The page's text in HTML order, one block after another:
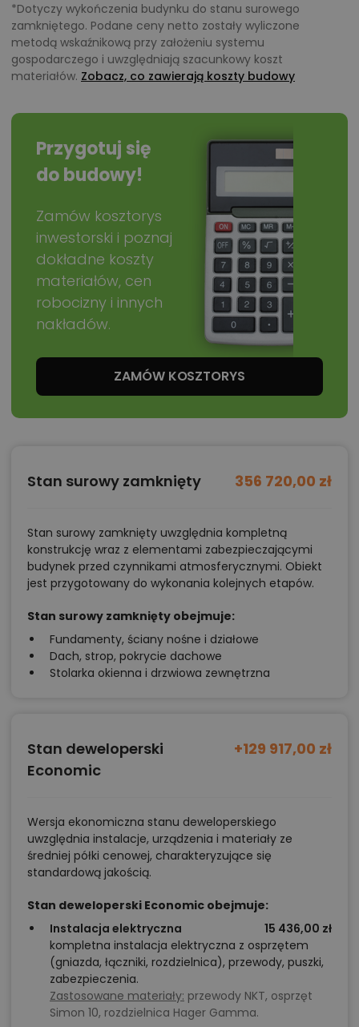
*Dotyczy wykończenia budynku do stanu surowego
zamkniętego. Podane ceny netto zostały wyliczone
metodą wskaźnikową przy założeniu systemu
gospodarczego i uwzględniają szacunkowy koszt
materiałów. Zobacz, co zawierają koszty budowy
Przygotuj się
do budowy!
Zamów kosztorys
inwestorski i poznaj
dokładne koszty
materiałów, cen
robocizny i innych
nakładów.
ZAMÓW KOSZTORYS
Stan surowy zamknięty 356 720,00 zł
Stan surowy zamknięty uwzględnia kompletną
konstrukcję wraz z elementami zabezpieczającymi
budynek przed czynnikami atmosferycznymi. Obiekt
jest przygotowany do wykonania kolejnych etapów.
Stan surowy zamknięty obejmuje:
Fundamenty, ściany nośne i działowe
Dach, strop, pokrycie dachowe
Stolarka okienna i drzwiowa zewnętrzna
Stan deweloperski
Economic
+129 917,00 zł
Wersja ekonomiczna stanu deweloperskiego
uwzględnia instalacje, urządzenia i materiały ze
średniej półki cenowej, charakteryzujące się
standardową jakością.
Stan deweloperski Economic obejmuje:
Instalacja elektryczna
15 436,00 zł
kompletna instalacja elektryczna z osprzętem
(gniazda, łączniki, rozdzielnica), przewody, puszki,
zabezpieczenia.
Zastosowane materiały: przewody NKT, osprzęt
Simon 10, rozdzielnica Hager Gamma.